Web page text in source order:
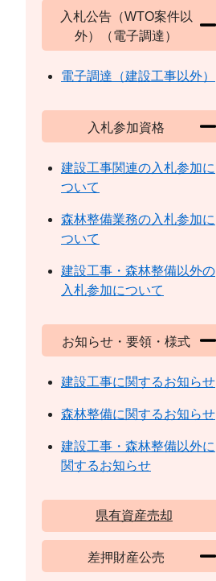
入札公告（WTO案件以
外）（電子調達）
電子調達（建設工事以外）
入札参加資格
建設工事関連の入札参加に
ついて
森林整備業務の入札参加に
ついて
建設工事・森林整備以外の
入札参加について
お知らせ・要領・様式
建設工事に関するお知らせ
森林整備に関するお知らせ
建設工事・森林整備以外に
関するお知らせ
県有資産売却
差押財産公売